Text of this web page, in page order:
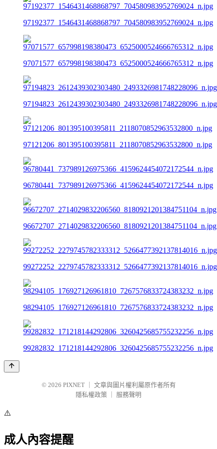
97192377_1546431468868797_704580983952769024_n.jpg
97071577_657998198380473_6525000524666765312_n.jpg
97194823_2612439302303480_2493326981748228096_n.jpg
97121206_801395100395811_2118070852963532800_n.jpg
96780441_737989126975366_4159624454072172544_n.jpg
96672707_2714029832206560_8180921201384751104_n.jpg
99272252_2279745782333312_5266477392137814016_n.jpg
98294105_176927126961810_7267576833724383232_n.jpg
99282832_171218144292806_3260425685755232256_n.jpg
© 2026 PIXNET
文章與圖片權利屬原作者所有
隱私權政策
服務聲明
⚠️
成人內容提醒